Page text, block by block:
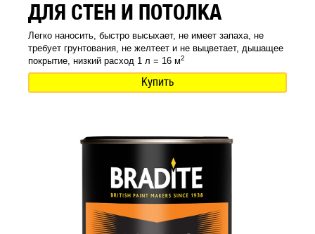
ДЛЯ СТЕН И ПОТОЛКА
Легко наносить, быстро высыхает, не имеет запаха, не
требует грунтования, не желтеет и не выцветает, дышащее
покрытие, низкий расход 1 л = 16 м2
Купить